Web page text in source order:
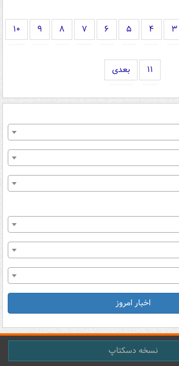
۳ ۴ ۵ ۶ ۷ ۸ ۹ ۱۰
۱۱ بعدی
اخبار امروز
نسخه دسکتاپ